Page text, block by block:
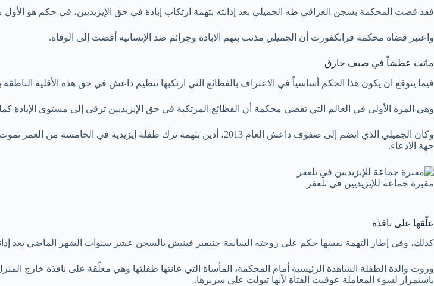
فقد قضت المحكمة بسجن العراقي طه الجميلي بعد إدانته بتهمة ارتكاب إبادة في حق الإيزيديين، في حكم هو
واعتبر قضاة محكمة فرانكفورت أن الجميلي مذنب بتهم الابادة وجرائم ضد الإنسانية أفضت إلى الوفاة.
ماتت عطشاً في صيف حارق
فيما يتوقع ان يكون هذا الحكم أساسياً في الاعتراف بالفظائع التي ارتكبها تنظيم داعش في حق هذه الأقلية الناطقة
وهي المرة الأولى في العالم التي تقضي محكمة أن الفظائع المرتكبة في حق الإيزيديين ترقى إلى مستوى
جهة الادعاء.
مقبرة جماعة للإيزيديين في تلعفر
علّقها على نافذة
كذلك، وفي إطار التهمة نفسها حكم على زوجته السابقة جنيفير فينيش بالسجن عشر سنوات الشهر الماضي بعد
باستمرار لسوء المعاملة عوقبت الفتاة لأنها تبولت على سريرها.